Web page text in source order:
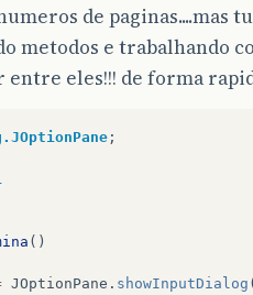
de paginas....mas
metodos e trabalhando
eles!!! de forma
;
()
JOptionPane . showInputDialog